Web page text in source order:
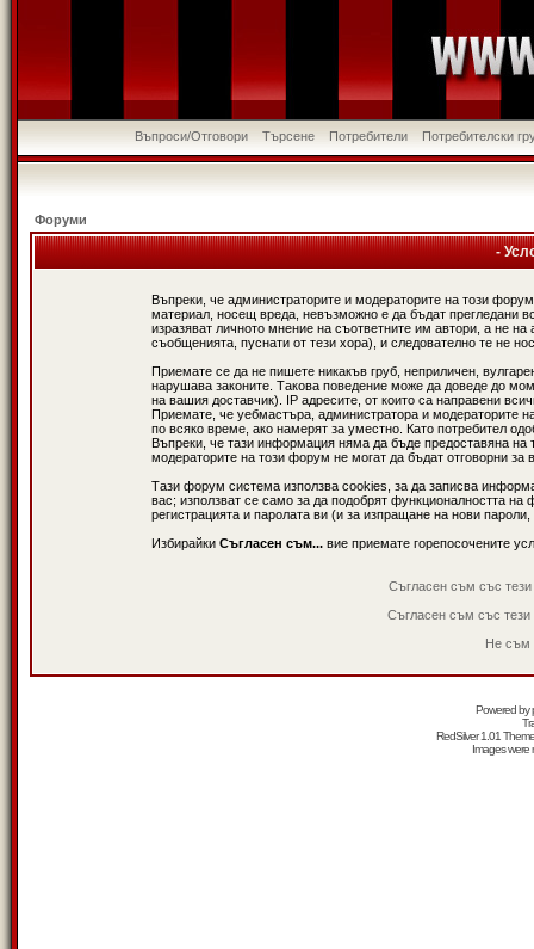
Въпроси/Отговори Търсене Потребители Потребителски
Форуми
-
Въпреки, че администраторите и модераторите на този
материал, носещ вреда, невъзможно е да бъдат прегледани
изразяват личното мнение на съответните им автори, а не
съобщенията, пуснати от тези хора), и следователно те не
Приемате се да не пишете никакъв груб, неприличен,
нарушава законите. Такова поведение може да доведе до
на вашия доставчик). IP адресите, от които са направени
Приемате, че уебмастъра, администратора и модераторите
по всяко време, ако намерят за уместно. Като потребител
Въпреки, че тази информация няма да бъде предоставяна
модераторите на този форум не могат да бъдат отговорни за
Тази форум система използва cookies, за да записва
вас; използват се само за да подобрят функционалността
регистрацията и паролата ви (и за изпращане на нови
Избирайки Съгласен съм... вие приемате горепосочените
Съгласен съм със
Съгласен съм със
Не съм
Powered by
RedSilver 1.01
Images were